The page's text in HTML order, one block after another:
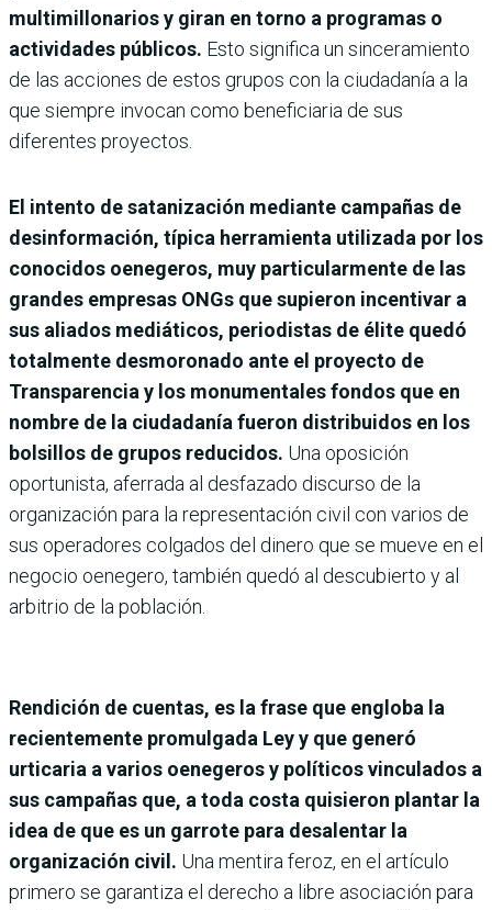
multimillonarios y giran en torno a programas o
actividades públicos. Esto significa un sinceramiento
de las acciones de estos grupos con la ciudadanía a la
que siempre invocan como beneficiaria de sus
diferentes proyectos.
El intento de satanización mediante campañas de
desinformación, típica herramienta utilizada por los
conocidos oenegeros, muy particularmente de las
grandes empresas ONGs que supieron incentivar a
sus aliados mediáticos, periodistas de élite quedó
totalmente desmoronado ante el proyecto de
Transparencia y los monumentales fondos que en
nombre de la ciudadanía fueron distribuidos en los
bolsillos de grupos reducidos. Una oposición
oportunista, aferrada al desfazado discurso de la
organización para la representación civil con varios de
sus operadores colgados del dinero que se mueve en el
negocio oenegero, también quedó al descubierto y al
arbitrio de la población.
Rendición de cuentas, es la frase que engloba la
recientemente promulgada Ley y que generó
urticaria a varios oenegeros y políticos vinculados a
sus campañas que, a toda costa quisieron plantar la
idea de que es un garrote para desalentar la
organización civil. Una mentira feroz, en el artículo
primero se garantiza el derecho a libre asociación para